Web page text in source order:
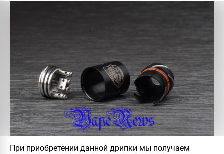
При приобретении данной дрипки мы получаем